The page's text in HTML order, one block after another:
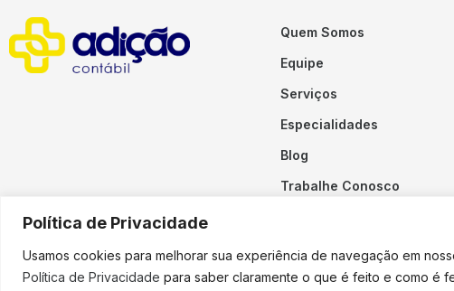
Política de Privacidade
Usamos cookies para melhorar sua experiência de navegação em
Política de Privacidade para saber claramente o que é feito e como é
Quem Somos
Equipe
Serviços
Especialidades
Blog
Trabalhe Conosco